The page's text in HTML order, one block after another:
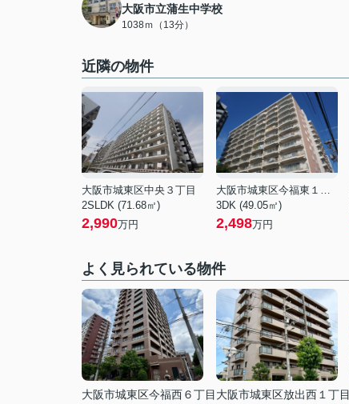
大阪市立蒲生中学校
1038ｍ（13分）
近隣の物件
大阪市城東区中央３丁目
2SLDK (71.68㎡)
2,990万円
大阪市城東区今福東１丁目
3DK (49.05㎡)
2,498万円
よく見られている物件
大阪市城東区今福西６丁目 大阪市城東区放出西１丁目